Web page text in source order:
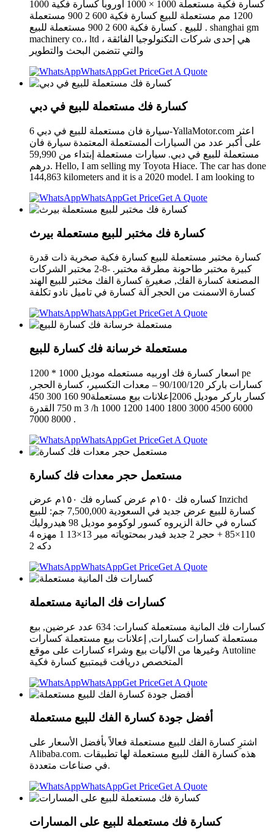
كسارة فكية مستعملة 1000 × 1000 أوروبا كسارة فكية 1000
1200 مم مستعملة للبيع كسارة فكية 600 2 900 مستعملة
للبيع . كسارة فكية 600 2 900 مستعملة للبيع . shanghai gm
machinery co.، ltd هي إحدى شركات التكنولوجيا الفائقة ،
والتي تتضمن البحث والتطوير
WhatsAppGet PriceGet A Quote
كسارة فك مستعملة للبيع في دبي
6 سيارة فان مستعملة للبيع في دبي-YallaMotor.com اعثر
على أكبر عدد من السيارات المستعملة المعتمدة سيارة فان
مستعملة للبيع في دبي. سيارات مستعملة إبتداء من 59,990
درهم. Hello, I am selling my Toyota Hiace. The car has done
144,863 kilometers and it is a 2020 model. I am looking to
WhatsAppGet PriceGet A Quote
كسارة فك مختبر للبيع مستعملة بيرث
كسارة مختبر مستعملة للبيع كسارة فكية صخرية ذات قدرة
كبيرة مختبر طاحونة مطرقة مختبر. -8-2 مختبر الشركات
المصنعة كسارة الفك, صغيرة كسارة الفك مختبر للبيع الهند
كسارة الاسمنت من الحجر آلة كسارة في تاميل نادو تكلفة
WhatsAppGet PriceGet A Quote
مستعملة خرسانة فك كسارة للبيع
اسعار كسارة فك اوربيه مستعمله موديل 1000 * 1200 pe
كسارات باركر 90/100/120 – معدات التكسير، كسارة الحجر,
كسار باركر موديل 2006إعلانات بيع مستعملة90 160 300 450
750 القدرة m 3 /h 1000 1200 1400 1800 3000 4500 6000
7000 8000 .
WhatsAppGet PriceGet A Quote
مستعمل حجر معدات فك كسارة
كساره فك ١٥٠م عرض كساره فك ١٥٠م عرض Inzichd
كسارة للبيع عرض جديد في السعودية 7,500,000 جم: للبيع
كساره في حالة الزيروه كسور لوكومو موديل 98 هيدروليك
110×85 + حجر 2 جديد فيدر بمحتوياته مير 13×13 1 مهزه 4
دكه 2
WhatsAppGet PriceGet A Quote
كسارات فك المانية مستعملة
كسارات فك المانية مستعملة كسارات: 634 عدد عرضين, بيع
مستعملة كسارات كسارات, إعلانات بيع مستعملة كسارات
وغيرها من الآليات بيع وشراء كسارات على موقع Autoline
المتخصص دریافت قیمتبيع كسارة فكية
WhatsAppGet PriceGet A Quote
أفضل جودة كسارة الفك للبيع مستعملة
اشترِ كسارة الفك للبيع مستعملة فعالاً بأفضل الأسعار على
Alibaba.com. هذه كسارة الفك للبيع مستعملة لها تطبيقات
في صناعات متعددة.
WhatsAppGet PriceGet A Quote
كسارة فك مستعملة للبيع على المسارات